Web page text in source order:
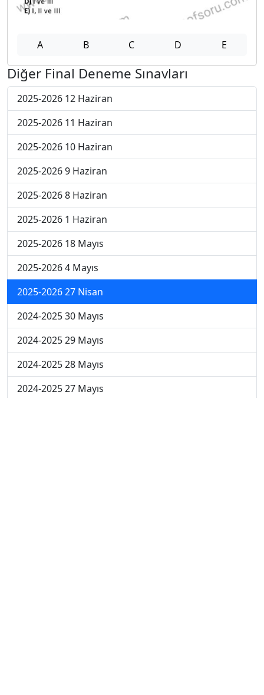
A B C D E
Diğer Final Deneme Sınavları
2025-2026 12 Haziran
2025-2026 11 Haziran
2025-2026 10 Haziran
2025-2026 9 Haziran
2025-2026 8 Haziran
2025-2026 1 Haziran
2025-2026 18 Mayıs
2025-2026 4 Mayıs
2025-2026 27 Nisan
2024-2025 30 Mayıs
2024-2025 29 Mayıs
2024-2025 28 Mayıs
2024-2025 27 Mayıs